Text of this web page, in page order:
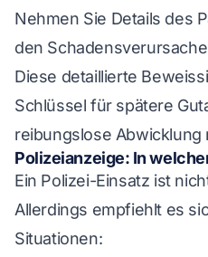
Nehmen Sie Details des
den
Diese detaillierte
Schlüssel für spätere
reibungslose Abwicklung
Polizeianzeige: In
Ein Polizei-Einsatz ist
Allerdings empfiehlt es
Situationen: